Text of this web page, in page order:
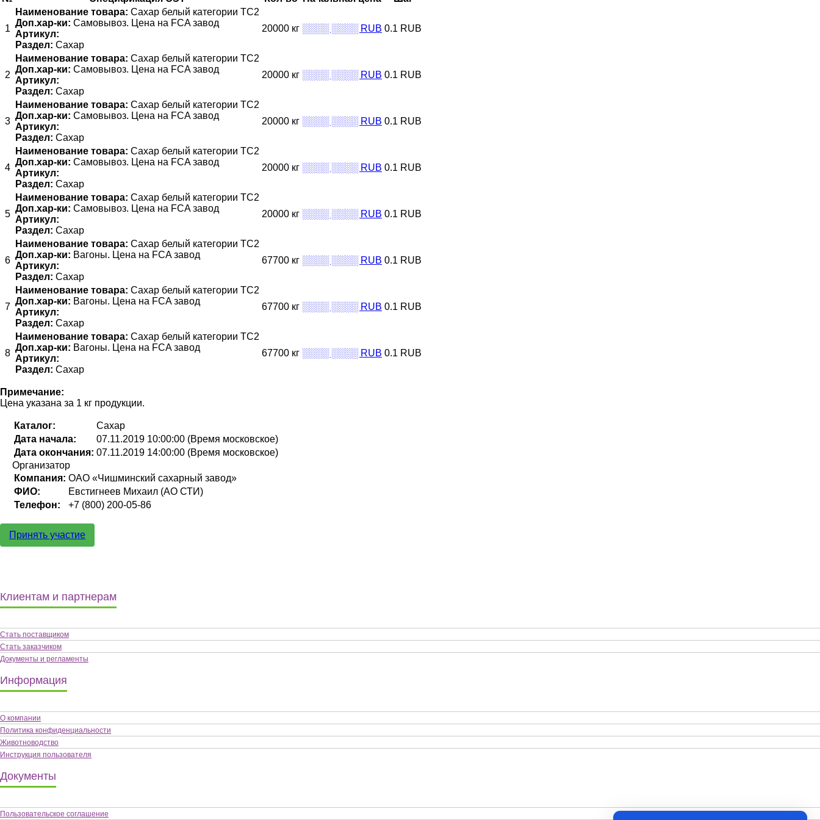
1
Наименование товара: Сахар белый категории ТС2
Доп.хар-ки: Самовывоз. Цена на FCA завод
Артикул:
Раздел: Сахар
20000 кг ░░░░ ░░░░ RUB 0.1 RUB
2
Наименование товара: Сахар белый категории ТС2
Доп.хар-ки: Самовывоз. Цена на FCA завод
Артикул:
Раздел: Сахар
20000 кг ░░░░ ░░░░ RUB 0.1 RUB
3
Наименование товара: Сахар белый категории ТС2
Доп.хар-ки: Самовывоз. Цена на FCA завод
Артикул:
Раздел: Сахар
20000 кг ░░░░ ░░░░ RUB 0.1 RUB
4
Наименование товара: Сахар белый категории ТС2
Доп.хар-ки: Самовывоз. Цена на FCA завод
Артикул:
Раздел: Сахар
20000 кг ░░░░ ░░░░ RUB 0.1 RUB
5
Наименование товара: Сахар белый категории ТС2
Доп.хар-ки: Самовывоз. Цена на FCA завод
Артикул:
Раздел: Сахар
20000 кг ░░░░ ░░░░ RUB 0.1 RUB
6
Наименование товара: Сахар белый категории ТС2
Доп.хар-ки: Вагоны. Цена на FCA завод
Артикул:
Раздел: Сахар
67700 кг ░░░░ ░░░░ RUB 0.1 RUB
7
Наименование товара: Сахар белый категории ТС2
Доп.хар-ки: Вагоны. Цена на FCA завод
Артикул:
Раздел: Сахар
67700 кг ░░░░ ░░░░ RUB 0.1 RUB
8
Наименование товара: Сахар белый категории ТС2
Доп.хар-ки: Вагоны. Цена на FCA завод
Артикул:
Раздел: Сахар
67700 кг ░░░░ ░░░░ RUB 0.1 RUB
Примечание:
Цена указана за 1 кг продукции.
Каталог:
Сахар
Дата начала:
07.11.2019 10:00:00 (Время московское)
Дата окончания: 07.11.2019 14:00:00 (Время московское)
Организатор
Компания: ОАО «Чишминский сахарный завод»
ФИО:
Евстигнеев Михаил (АО СТИ)
Телефон:
+7 (800) 200-05-86
Принять участие
Клиентам и партнерам
Стать поставщиком
Стать заказчиком
Документы и регламенты
Информация
О компании
Политика конфиденциальности
Животноводство
Инструкция пользователя
Документы
Пользовательское соглашение